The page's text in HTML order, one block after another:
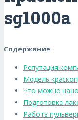
sg1000a
Содержание:
Репутация
Модель
Что можно
Подготовка
Работа